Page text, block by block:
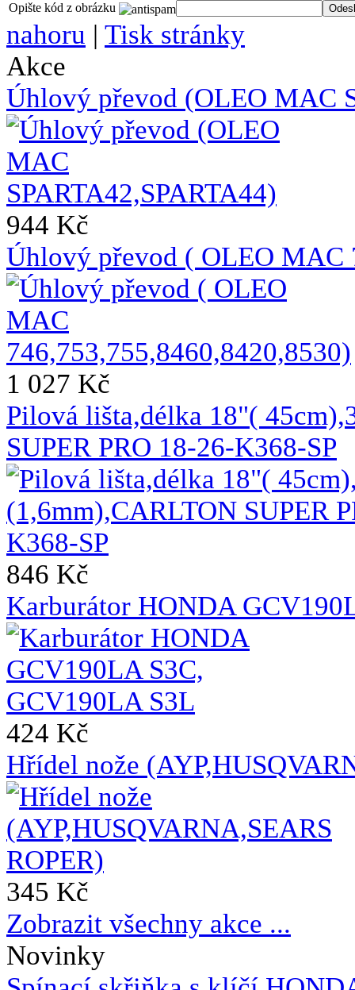
Opište kód z obrázku
nahoru | Tisk stránky
Akce
Úhlový převod (OLEO MAC
944 Kč
Úhlový převod ( OLEO MAC
1 027 Kč
Pilová lišta,délka 18"(
SUPER PRO 18-26-K368-SP
846 Kč
Karburátor HONDA
424 Kč
Hřídel nože
345 Kč
Zobrazit všechny akce ...
Novinky